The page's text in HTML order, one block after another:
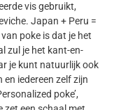
vis gebruikt,
Japan + Peru =
poke is dat je het
zul je het kant-en-
je kunt natuurlijk ook
iedereen zelf zijn
poke’,